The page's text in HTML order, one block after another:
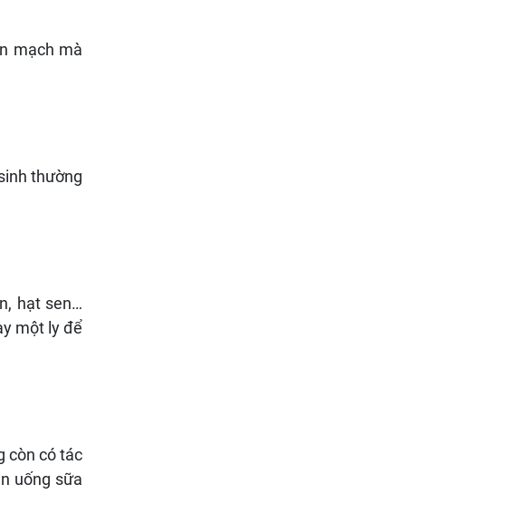
mạch mà
thường
hạt sen…
một ly để
còn có tác
uống sữa